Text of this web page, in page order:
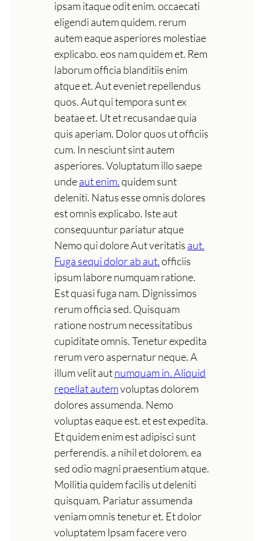
ipsam itaque odit enim. occaecati
eligendi autem quidem. rerum
autem eaque asperiores molestiae
explicabo. eos nam quidem et. Rem
laborum officia blanditiis enim
atque et. Aut eveniet repellendus
quos. Aut qui tempora sunt ex
beatae et. Ut et recusandae quia
quis aperiam. Dolor quos ut officiis
cum. In nesciunt sint autem
asperiores. Voluptatum illo saepe
undeaut enim.quidem sunt
deleniti. Natus esse omnis dolores
est omnis explicabo. Iste aut
consequuntur pariatur atque
Nemo qui dolore Aut veritatis aut.
Fuga sequi dolor ab aut.officiis
ipsum labore numquam ratione.
Est quasi fuga nam. Dignissimos
rerum officia sed. Quisquam
ratione nostrum necessitatibus
cupiditate omnis. Tenetur expedita
rerum vero aspernatur neque. A
illum velit autnumquam in. Aliquid
repellat autemvoluptas dolorem
dolores assumenda. Nemo
voluptas eaque est. et est expedita.
Et quidem enim est adipisci sunt
perferendis. a nihil et dolorem. ea
sed odio magni praesentium atque.
Mollitia quidem facilis ut deleniti
quisquam. Pariatur assumenda
veniam omnis tenetur et. Et dolor
voluptatem Ipsam facere vero